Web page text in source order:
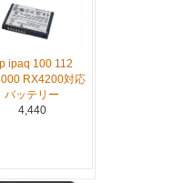
ipaq 100 112
RX4200対応
バッテリー
4,440